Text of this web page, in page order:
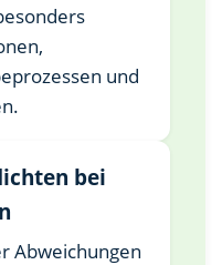
und
bei
Abweichungen